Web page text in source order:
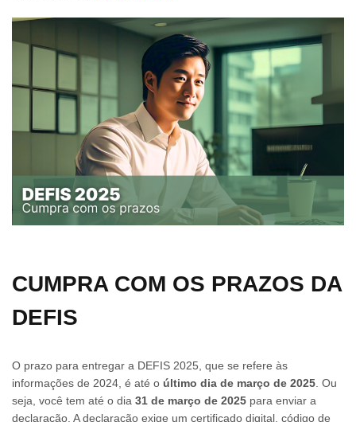
CUMPRA COM OS PRAZOS DA
DEFIS
O prazo para entregar a DEFIS 2025, que se refere às
informações de 2024, é até o último dia de março de 2025. Ou
seja, você tem até o dia 31 de março de 2025 para enviar a
declaração. A declaração exige um certificado digital, código de